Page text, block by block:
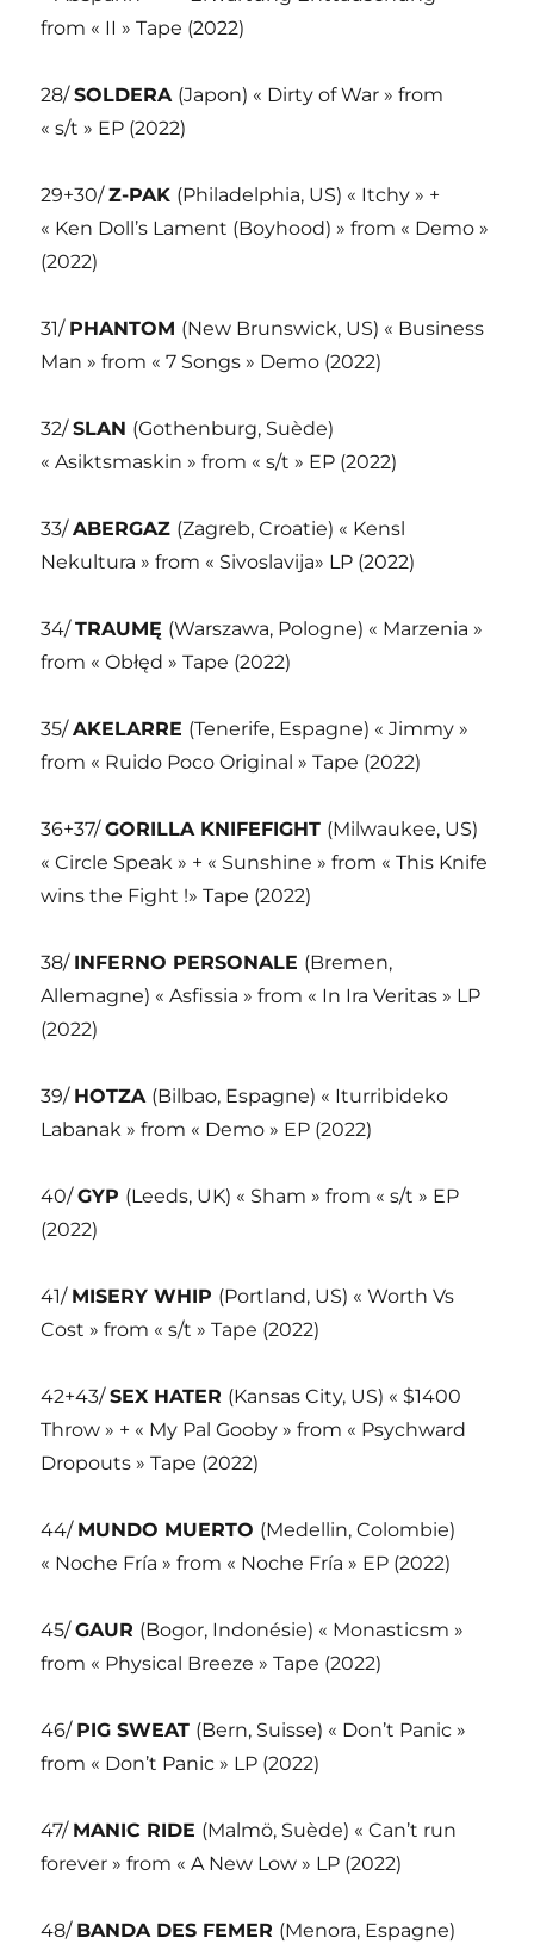
from « II » Tape (2022)
28/SOLDERA (Japon) « Dirty of War » from
« s/t » EP (2022)
29+30/Z-PAK (Philadelphia, US) « Itchy » +
« Ken Doll’s Lament (Boyhood) » from « Demo »
(2022)
31/ PHANTOM (New Brunswick, US) « Business
Man » from « 7 Songs » Demo (2022)
32/SLAN (Gothenburg, Suède)
« Asiktsmaskin » from « s/t » EP (2022)
33/ABERGAZ (Zagreb, Croatie) « Kensl
Nekultura » from « Sivoslavija» LP (2022)
34/TRAUMĘ (Warszawa, Pologne) « Marzenia »
from « Obłęd » Tape (2022)
35/AKELARRE (Tenerife, Espagne) « Jimmy »
from « Ruido Poco Original » Tape (2022)
36+37/GORILLA KNIFEFIGHT (Milwaukee, US)
« Circle Speak » + « Sunshine » from « This Knife
wins the Fight !» Tape (2022)
38/ INFERNO PERSONALE (Bremen,
Allemagne) « Asfissia » from « In Ira Veritas » LP
(2022)
39/ HOTZA (Bilbao, Espagne) « Iturribideko
Labanak » from « Demo » EP (2022)
40/GYP (Leeds, UK) « Sham » from « s/t » EP
(2022)
41/ MISERY WHIP (Portland, US) « Worth Vs
Cost » from « s/t » Tape (2022)
42+43/SEX HATER (Kansas City, US) « $1400
Throw » + « My Pal Gooby » from « Psychward
Dropouts » Tape (2022)
44/ MUNDO MUERTO (Medellin, Colombie)
« Noche Fría » from « Noche Fría » EP (2022)
45/GAUR (Bogor, Indonésie) « Monasticsm »
from « Physical Breeze » Tape (2022)
46/ PIG SWEAT (Bern, Suisse) « Don’t Panic »
from « Don’t Panic » LP (2022)
47/ MANIC RIDE (Malmö, Suède) « Can’t run
forever » from « A New Low » LP (2022)
48/ BANDA DES FEMER (Menora, Espagne)